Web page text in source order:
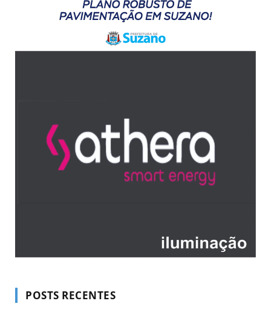
POSTS RECENTES